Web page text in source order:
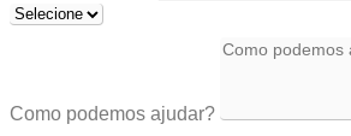
Como podemos ajudar?